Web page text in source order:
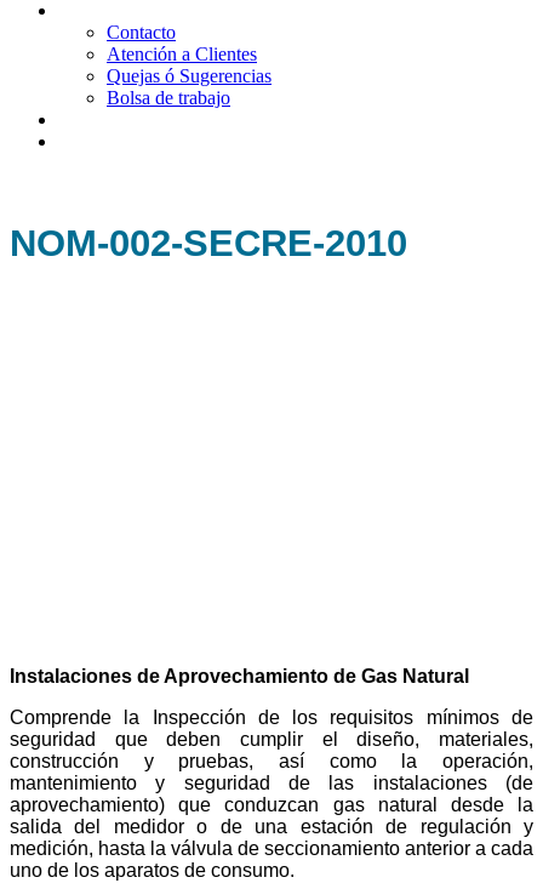
Contacto
Atención a Clientes
Quejas ó Sugerencias
Bolsa de trabajo
NOM-002-SECRE-2010
Instalaciones de Aprovechamiento de Gas Natural
Comprende la Inspección de los requisitos mínimos de
seguridad que deben cumplir el diseño, materiales,
construcción y pruebas, así como la operación,
mantenimiento y seguridad de las instalaciones (de
aprovechamiento) que conduzcan gas natural desde la
salida del medidor o de una estación de regulación y
medición, hasta la válvula de seccionamiento anterior a cada
uno de los aparatos de consumo.